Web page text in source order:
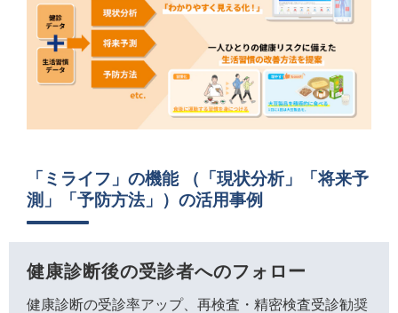
「ミライフ」の機能 （「現状分析」「将来予
測」「予防方法」）の活用事例
健康診断後の受診者へのフォロー
健康診断の受診率アップ、再検査・精密検査受診勧奨